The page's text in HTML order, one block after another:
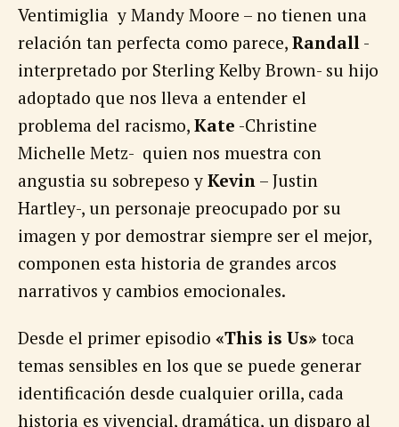
Ventimiglia y Mandy Moore – no tienen una
relación tan perfecta como parece, Randall -
interpretado por Sterling Kelby Brown- su hijo
adoptado que nos lleva a entender el
problema del racismo, Kate -Christine
Michelle Metz- quien nos muestra con
angustia su sobrepeso y Kevin – Justin
Hartley-, un personaje preocupado por su
imagen y por demostrar siempre ser el mejor,
componen esta historia de grandes arcos
narrativos y cambios emocionales.
Desde el primer episodio «This is Us» toca
temas sensibles en los que se puede generar
identificación desde cualquier orilla, cada
historia es vivencial, dramática, un disparo al